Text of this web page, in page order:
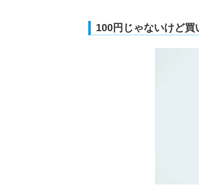
100円じゃないけど